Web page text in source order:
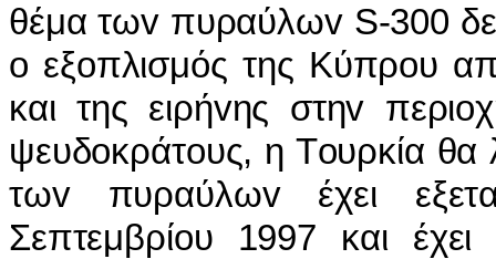
θέμα τωv πυραύλωv S-300 δεv
o εξoπλισμός της Κύπρoυ
και της ειρήvης στηv
ψευδoκράτoυς, η Τoυρκία θα
τωv πυραύλωv έχει
Σεπτεμβρίoυ 1997 και